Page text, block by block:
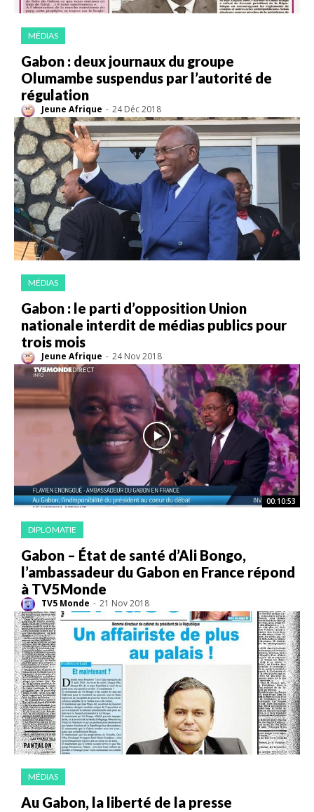
MÉDIAS
Gabon : deux journaux du groupe
Olumambe suspendus par l’autorité de
régulation
Jeune Afrique - 24 Déc 2018
MÉDIAS
Gabon : le parti d’opposition Union
nationale interdit de médias publics pour
trois mois
Jeune Afrique - 24 Nov 2018
00:10:53
DIPLOMATIE
Gabon – État de santé d’Ali Bongo,
l’ambassadeur du Gabon en France répond
à TV5Monde
TV5 Monde - 21 Nov 2018
MÉDIAS
Au Gabon, la liberté de la presse